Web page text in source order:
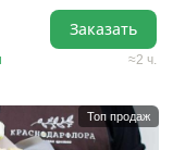
2 ч.
Заказать
Топ продаж